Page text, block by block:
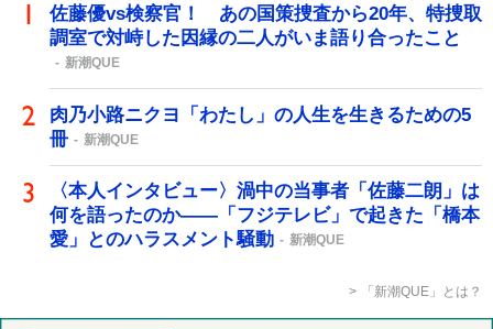
佐藤優vs検察官！ あの国策捜査から20年、特捜取
調室で対峙した因縁の二人がいま語り合ったこと
新潮QUE
肉乃小路ニクヨ「わたし」の人生を生きるための5
冊
新潮QUE
〈本人インタビュー〉渦中の当事者「佐藤二朗」は
何を語ったのか――「フジテレビ」で起きた「橋本
愛」とのハラスメント騒動
新潮QUE
「新潮QUE」とは？